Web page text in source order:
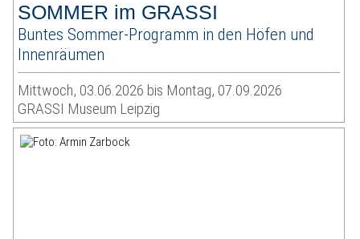
SOMMER im GRASSI
Buntes Sommer-Programm in den Höfen und
Innenräumen
Mittwoch, 03.06.2026 bis Montag, 07.09.2026
GRASSI Museum Leipzig